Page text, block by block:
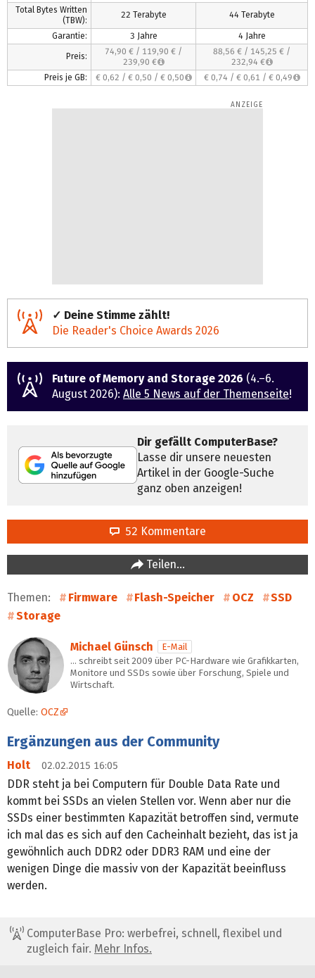
Total Bytes Written
(TBW):
22 Terabyte 44 Terabyte
Garantie: 3 Jahre 4 Jahre
Preis: 74,90 € / 119,90 € /
239,90 €
88,56 € / 145,25 € /
232,94 €
Preis je GB:
€ 0,62 / € 0,50 / € 0,50 € 0,74 / € 0,61 / € 0,49
✓ Deine Stimme zählt!
Die Reader's Choice Awards 2026
Future of Memory and Storage 2026 (4.–6.
August 2026): Alle 5 News auf der Themenseite!
Dir gefällt ComputerBase?
Lasse dir unsere neuesten
Artikel in der Google-Suche
ganz oben anzeigen!
52 Kommentare
Teilen…
Themen: Firmware Flash-Speicher OCZ
SSD
Storage
Michael Günsch
E-Mail
… schreibt seit 2009 über PC-Hardware wie Grafikkarten,
Monitore und SSDs sowie über Forschung, Spiele und
Wirtschaft.
Quelle: OCZ
Ergänzungen aus der Community
Holt 02.02.2015 16:05
DDR steht ja bei Computern für Double Data Rate und
kommt bei SSDs an vielen Stellen vor. Wenn aber nur die
SSDs einer bestimmten Kapazität betroffen sind, vermute
ich mal das es sich auf den Cacheinhalt bezieht, das ist ja
gewöhnlich auch DDR2 oder DDR3 RAM und eine der
wenigen Dinge die massiv von der Kapazität beeinfluss
werden.
ComputerBase Pro: werbefrei, schnell, flexibel und
zugleich fair. Mehr Infos.